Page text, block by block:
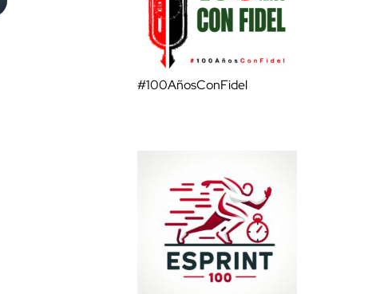
#100AñosConFidel